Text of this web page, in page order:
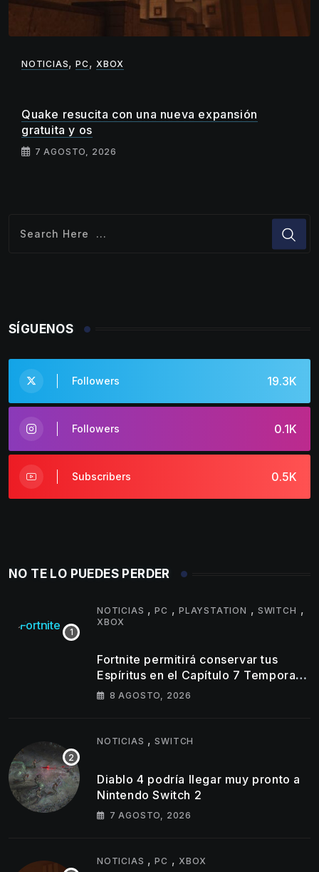
NOTICIAS,PC,XBOX
Quake resucita con una nueva expansión
gratuita y os
7 AGOSTO, 2026
SÍGUENOS
19.3K
Followers
0.1K
Followers
0.5K
Subscribers
NO TE LO PUEDES PERDER
NOTICIAS ,PC ,PLAYSTATION , SWITCH ,
XBOX
Fortnite permitirá conservar tus
Espíritus en el Capítulo 7 Temporada
4 8 AGOSTO, 2026
NOTICIAS ,SWITCH
Diablo 4 podría llegar muy pronto a
Nintendo Switch 2
7 AGOSTO, 2026
NOTICIAS ,PC , XBOX